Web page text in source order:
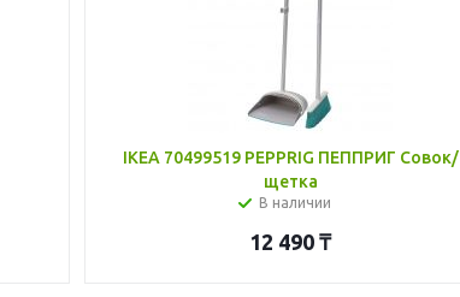
IKEA 70499519 PEPPRIG ПЕППРИГ Совок/
щетка
В наличии
12 490 ₸